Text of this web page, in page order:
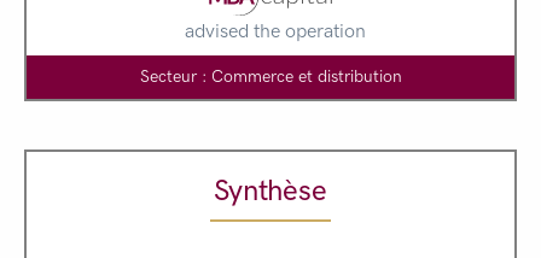
advised the operation
Secteur : Commerce et distribution
Synthèse